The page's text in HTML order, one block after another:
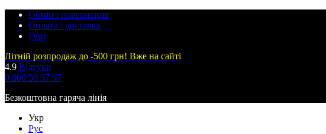
Обмін і повернення
Оплата і доставка
Гурт
Літній розпродаж до -500 грн! Вже на сайті
4.9 Відгуки
0 800 50 97 97
Безкоштовна гаряча лінія
Укр
Рус